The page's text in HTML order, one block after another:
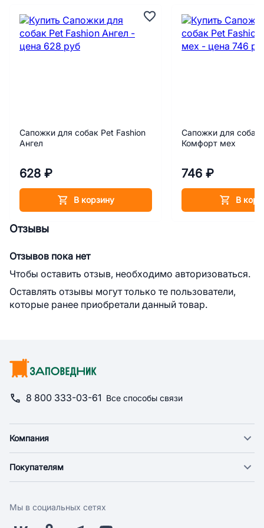
2000000027708,
2000000027715,
2000000027722,
2000949723501
Сапожки для собак Pet Fashion
Ангел
628 ₽
В корзину
Сапожки для собак
Комфорт мех
746 ₽
В
Отзывы
Отзывов пока нет
Чтобы оставить отзыв, необходимо авторизоваться.
Оставлять отзывы могут только те пользователи,
которые ранее приобретали данный товар.
8 800 333-03-61 Все способы связи
Компания
Новости
Поставщикам
Покупателям
Оплата
Мы в социальных сетях